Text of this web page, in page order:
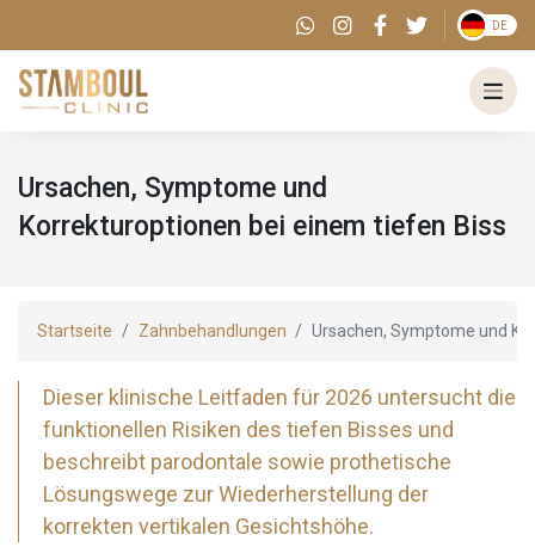
DE
Ursachen, Symptome und
Korrekturoptionen bei einem tiefen Biss
Startseite Zahnbehandlungen Ursachen, Symptome und
Dieser klinische Leitfaden für 2026 untersucht die
funktionellen Risiken des tiefen Bisses und
beschreibt parodontale sowie prothetische
Lösungswege zur Wiederherstellung der
korrekten vertikalen Gesichtshöhe.